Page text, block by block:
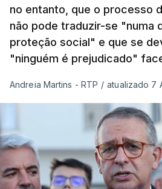
no entanto, que o processo
não pode traduzir-se "numa
proteção social" e que se
"ninguém é prejudicado"
Andreia Martins - RTP / atualizado 7